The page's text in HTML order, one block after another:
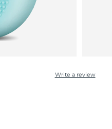
Write a review